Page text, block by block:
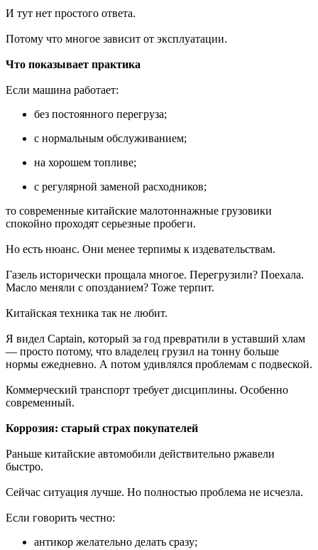
И тут нет простого ответа.
Потому что многое зависит от эксплуатации.
Что показывает практика
Если машина работает:
без постоянного перегруза;
с нормальным обслуживанием;
на хорошем топливе;
с регулярной заменой расходников;
то современные китайские малотоннажные грузовики
спокойно проходят серьезные пробеги.
Но есть нюанс. Они менее терпимы к издевательствам.
Газель исторически прощала многое. Перегрузили? Поехала.
Масло меняли с опозданием? Тоже терпит.
Китайская техника так не любит.
Я видел Captain, который за год превратили в уставший хлам
— просто потому, что владелец грузил на тонну больше
нормы ежедневно. А потом удивлялся проблемам с подвеской.
Коммерческий транспорт требует дисциплины. Особенно
современный.
Коррозия: старый страх покупателей
Раньше китайские автомобили действительно ржавели
быстро.
Сейчас ситуация лучше. Но полностью проблема не исчезла.
Если говорить честно:
антикор желательно делать сразу;